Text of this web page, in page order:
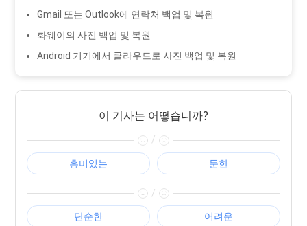
Gmail 또는 Outlook에 연락처 백업 및 복원
화웨이의 사진 백업 및 복원
Android 기기에서 클라우드로 사진 백업 및 복원
이 기사는 어떻습니까?
/
흥미있는 둔한
/
단순한 어려운